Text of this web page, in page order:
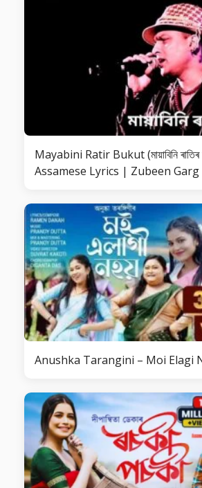
Mayabini Ratir Bukut (মায়াবিনি
Assamese Lyrics | Zubeen Garg
Anushka Tarangini – Moi Elagi